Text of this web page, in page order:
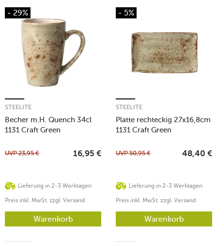
- 29%
Becher m.H. Quench 34cl
1131 Craft Green
STEELITE
Lieferung in 2-3 Werktagen
UVP23,95 € 16,95 €
Preis inkl. MwSt. zzgl. Versand
Warenkorb
- 5%
Platte rechteckig 27x16,8cm
1131 Craft Green
STEELITE
Lieferung in 2-3 Werktagen
UVP50,95 € 48,40 €
Preis inkl. MwSt. zzgl. Versand
Warenkorb